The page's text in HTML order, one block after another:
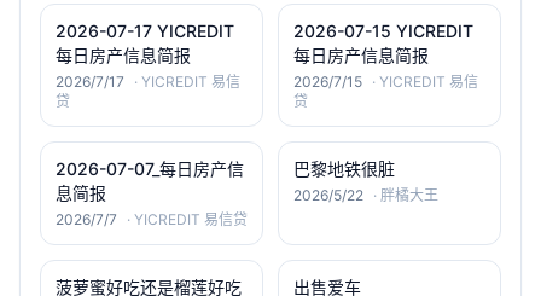
2026-07-17 YICREDIT
每日房产信息简报
2026/7/17 · YICREDIT 易信
贷
2026-07-15 YICREDIT
每日房产信息简报
2026/7/15 · YICREDIT 易信
贷
2026-07-07_每日房产信
息简报
2026/7/7 · YICREDIT 易信贷
巴黎地铁很脏
2026/5/22 · 胖橘大王
菠萝蜜好吃还是榴莲好吃 出售爱车